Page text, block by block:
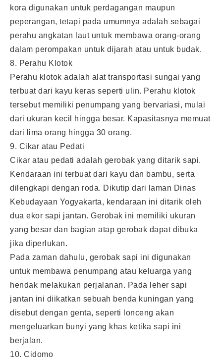
kora digunakan untuk perdagangan maupun
peperangan, tetapi pada umumnya adalah sebagai
perahu angkatan laut untuk membawa orang-orang
dalam perompakan untuk dijarah atau untuk budak.
8. Perahu Klotok
Perahu klotok adalah alat transportasi sungai yang
terbuat dari kayu keras seperti ulin. Perahu klotok
tersebut memiliki penumpang yang bervariasi, mulai
dari ukuran kecil hingga besar. Kapasitasnya memuat
dari lima orang hingga 30 orang.
9. Cikar atau Pedati
Cikar atau pedati adalah gerobak yang ditarik sapi.
Kendaraan ini terbuat dari kayu dan bambu, serta
dilengkapi dengan roda. Dikutip dari laman Dinas
Kebudayaan Yogyakarta, kendaraan ini ditarik oleh
dua ekor sapi jantan. Gerobak ini memiliki ukuran
yang besar dan bagian atap gerobak dapat dibuka
jika diperlukan.
Pada zaman dahulu, gerobak sapi ini digunakan
untuk membawa penumpang atau keluarga yang
hendak melakukan perjalanan. Pada leher sapi
jantan ini diikatkan sebuah benda kuningan yang
disebut dengan genta, seperti lonceng akan
mengeluarkan bunyi yang khas ketika sapi ini
berjalan.
10. Cidomo